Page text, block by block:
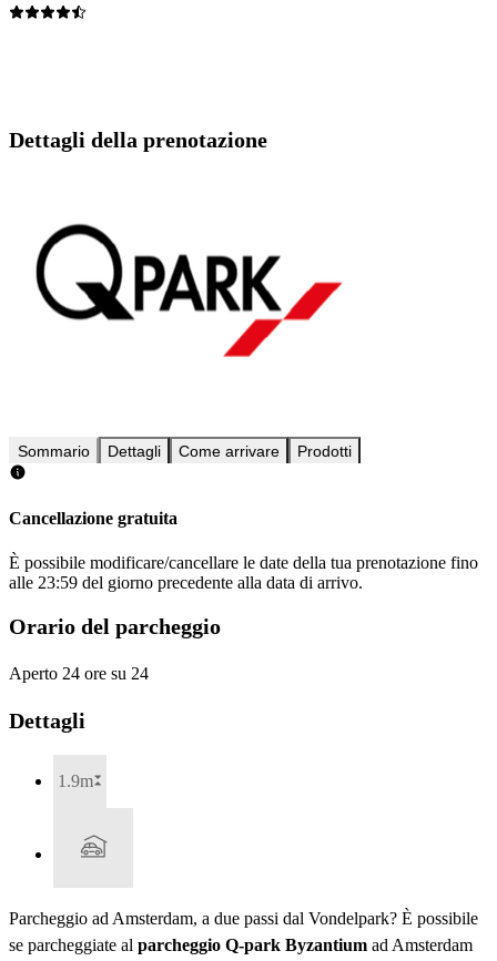
Dettagli della prenotazione
Sommario Dettagli Come arrivare Prodotti
Cancellazione gratuita
È possibile modificare/cancellare le date della tua prenotazione fino
alle 23:59 del giorno precedente alla data di arrivo.
Orario del parcheggio
Aperto 24 ore su 24
Dettagli
1.9m
Parcheggio ad Amsterdam, a due passi dal Vondelpark? È possibile
se parcheggiate al parcheggio Q-park Byzantium ad Amsterdam